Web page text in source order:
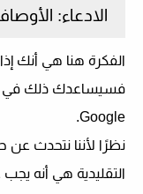
الادعاء:
الفكرة هنا هي أنك
فسيساعدك ذلك في
Google.
نظرًا لأننا نتحدث
التقليدية هي أنه يجب